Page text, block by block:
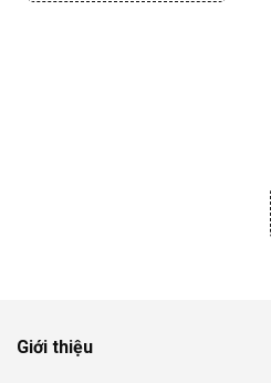
Giới thiệu